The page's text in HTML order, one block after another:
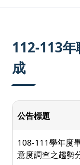
112-113
成
公告標題
108-111學年度
意度調查之趨勢